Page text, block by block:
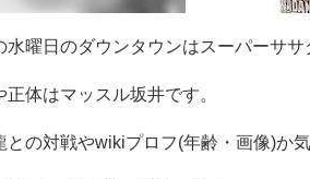
水曜日のダウンタウンはスーパーササ
正体はマッスル坂井です。
との対戦やwikiプロフ(年齢・画像)か気